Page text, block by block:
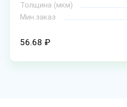
Толщина (мкм)
Мин.заказ
56.68 ₽